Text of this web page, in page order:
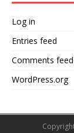
Log in
Entries feed
Comments feed
WordPress.org